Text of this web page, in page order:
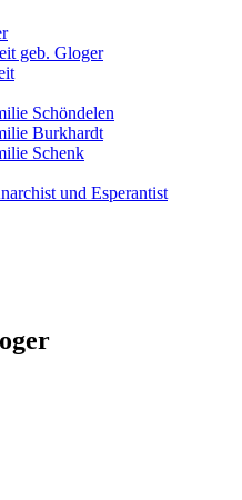
geb. Gloger
Schöndelen
Burkhardt
Schenk
und Esperantist